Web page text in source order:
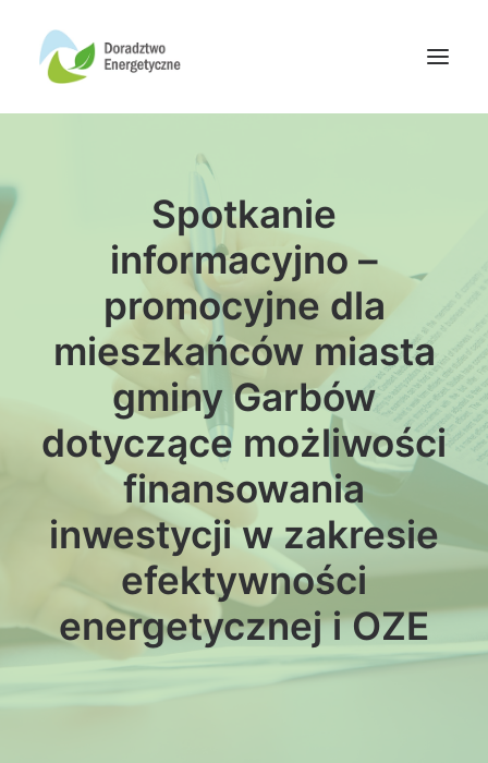
Wydarzenia
Oferta finansowania
Media
Wyszukiwanie
Spotkanie
informacyjno –
promocyjne dla
mieszkańców miasta
gminy Garbów
dotyczące możliwości
finansowania
inwestycji w zakresie
efektywności
energetycznej i OZE